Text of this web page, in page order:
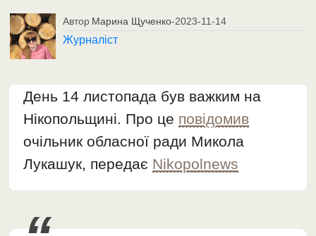
Автор Марина Щученко-2023-11-14
Журналіст
День 14 листопада був важким на
Нікопольщині. Про це повідомив
очільник обласної ради Микола
Лукашук, передає Nikopolnews